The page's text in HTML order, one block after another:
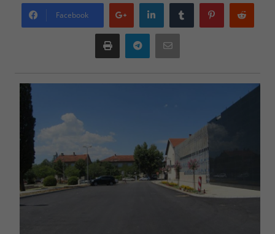
Facebook
Google
plus
LinkedIn Tumblr Pinterest
Print Telegram